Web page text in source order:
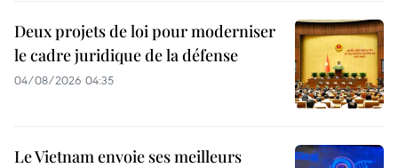
Deux projets de loi pour moderniser
le cadre juridique de la défense
04/08/2026 04:35
Le Vietnam envoie ses meilleurs